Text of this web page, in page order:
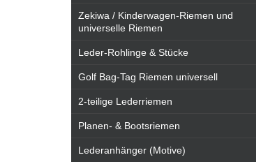
Zekiwa / Kinderwagen-Riemen und
universelle Riemen
Leder-Rohlinge & Stücke
Golf Bag-Tag Riemen universell
2-teilige Lederriemen
Planen- & Bootsriemen
Lederanhänger (Motive)